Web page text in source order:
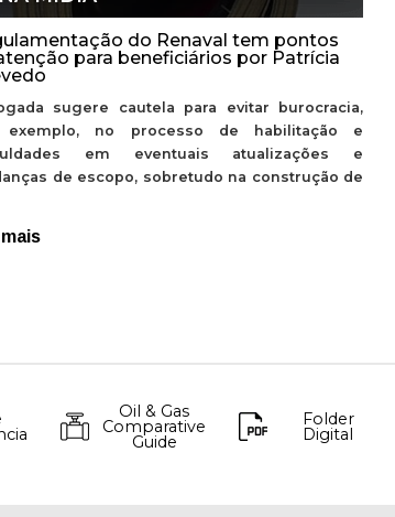
do Renaval tem pontos
para beneficiários por Patrícia
sugere cautela para evitar burocracia,
exemplo, no processo de habilitação e
em eventuais atualizações e
de escopo, sobretudo na construção de
Oil & Gas
Comparative
Guide
Folder
Digital